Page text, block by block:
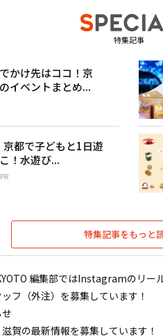
特集記事
かけ先はココ！京
イベントまとめ...
京都で子どもと1日遊
！水遊び...
PR
特集記事をもっと
編集部ではInstagramのリー
フ（外注）を募集しています！
賀の最新情報を募集しています！